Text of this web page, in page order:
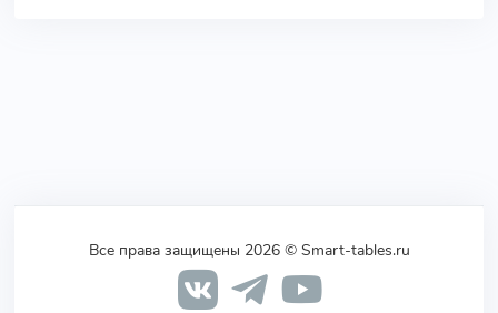
Все права защищены 2026 © Smart-tables.ru